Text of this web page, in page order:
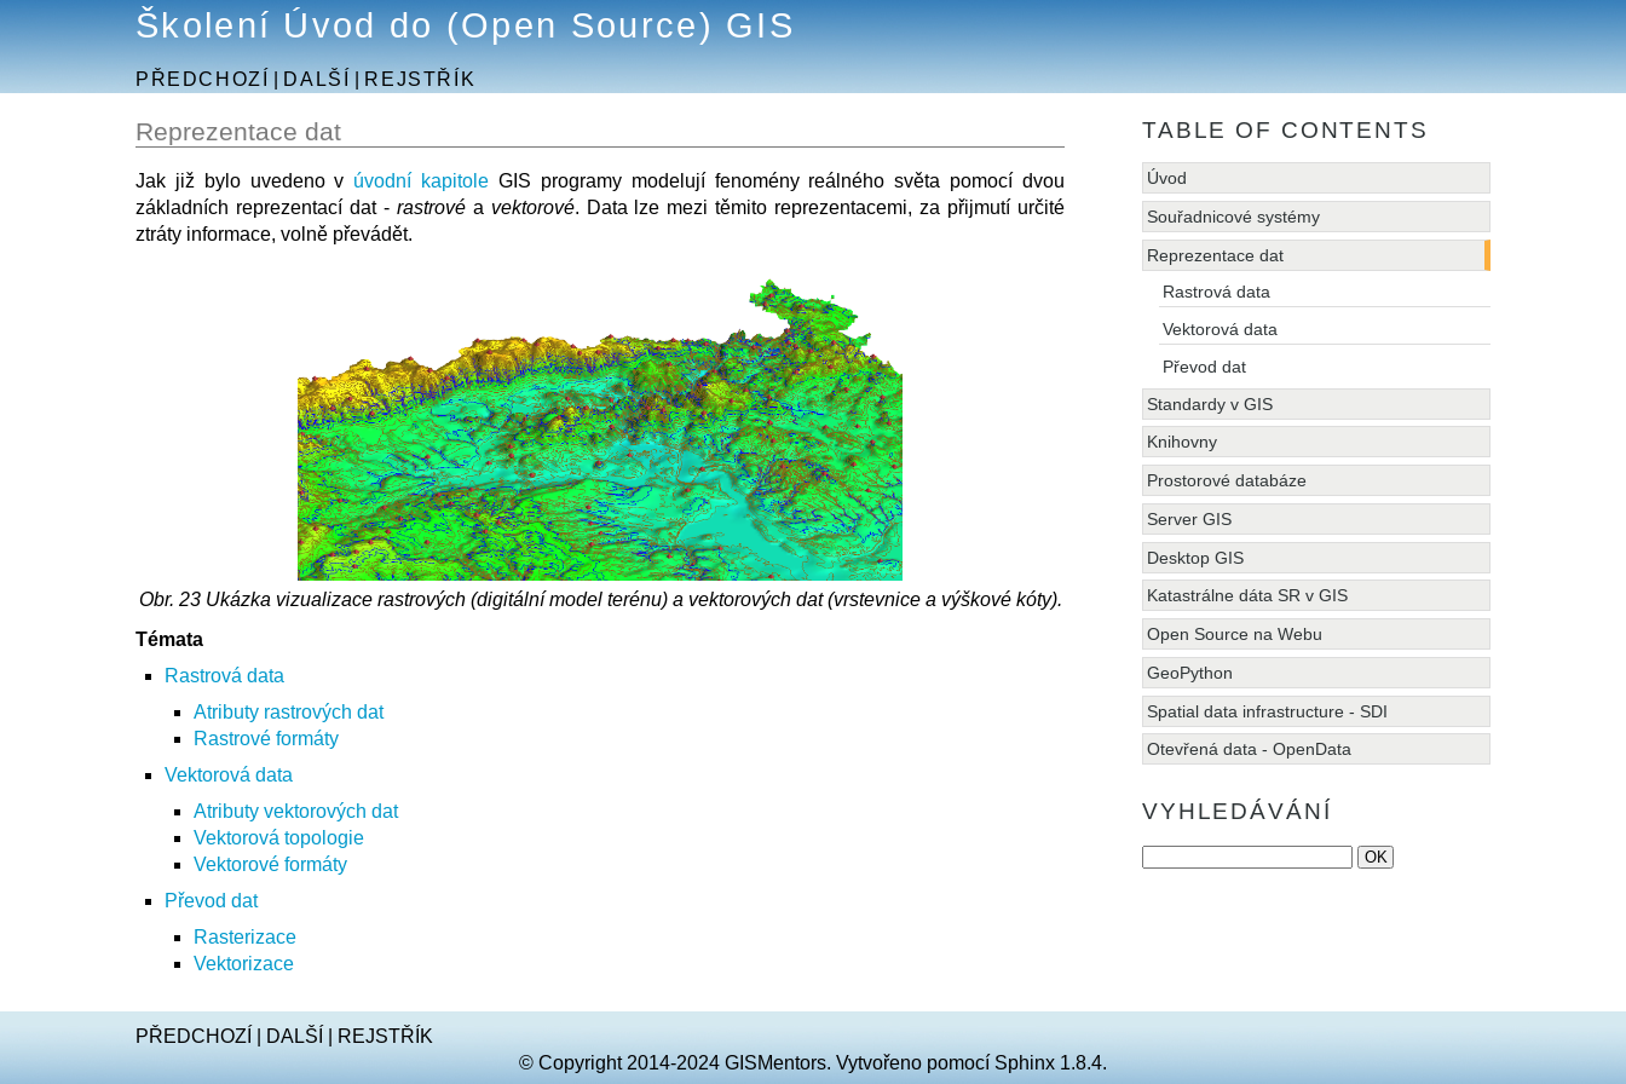
Školení Úvod do (Open Source) GIS
PŘEDCHOZÍ DALŠÍ REJSTŘÍK
Reprezentace dat
Jak již bylo uvedeno v úvodní kapitole GIS programy modelují fenomény reálného světa pomocí dvou
základních reprezentací dat - rastrovéa vektorové. Data lze mezi těmito reprezentacemi, za přijmutí určité
ztráty informace, volně převádět.
Obr. 23 Ukázka vizualizace rastrových (digitální model terénu) a vektorových dat (vrstevnice a výškové kóty).
Témata
Rastrová data
Atributy rastrových dat
Rastrové formáty
Vektorová data
Atributy vektorových dat
Vektorová topologie
Vektorové formáty
Převod dat
Rasterizace
Vektorizace
TABLE OF CONTENTS
Úvod
Souřadnicové systémy
Reprezentace dat
Rastrová data
Vektorová data
Převod dat
Standardy v GIS
Knihovny
Prostorové databáze
Server GIS
Desktop GIS
Katastrálne dáta SR v GIS
Open Source na Webu
GeoPython
Spatial data infrastructure - SDI
Otevřená data - OpenData
VYHLEDÁVÁNÍ
PŘEDCHOZÍ DALŠÍ
REJSTŘÍK
© Copyright 2014-2024 GISMentors. Vytvořeno pomocí Sphinx 1.8.4.